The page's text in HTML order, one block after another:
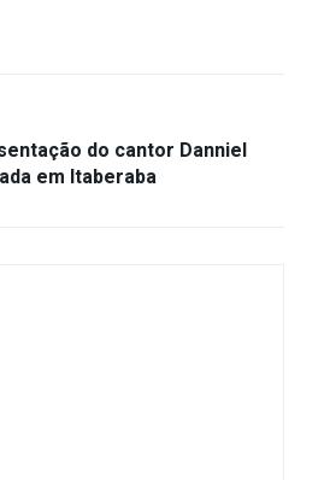
do cantor Danniel
em Itaberaba